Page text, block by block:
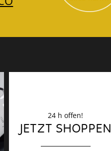
Dekoration
Finaler Schliff
24 h offen!
JETZT SHOPPEN